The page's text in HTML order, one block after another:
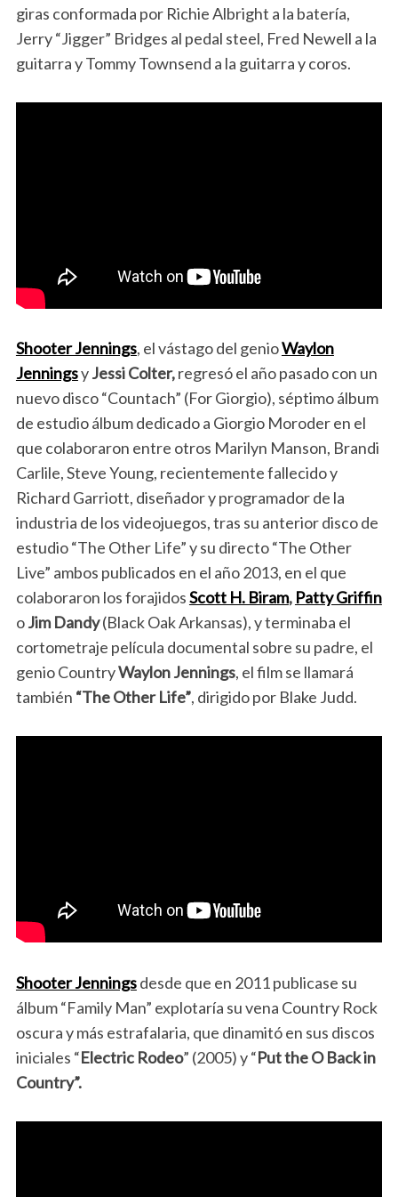
giras conformada por Richie Albright a la batería,
Jerry “Jigger” Bridges al pedal steel, Fred Newell a la
guitarra y Tommy Townsend a la guitarra y coros.
Shooter Jennings, el vástago del genioWaylon
JenningsyJessi Colter,regresó el año pasado con un
nuevo disco “Countach” (For Giorgio), séptimo álbum
de estudio álbum dedicado a Giorgio Moroder en el
que colaboraron entre otros Marilyn Manson, Brandi
Carlile, Steve Young, recientemente fallecido y
Richard Garriott, diseñador y programador de la
industria de los videojuegos, tras su anterior disco de
estudio “The Other Life” y su directo “The Other
Live” ambos publicados en el año 2013, en el que
colaboraron los forajidosScott H. Biram, Patty Griffin
oJim Dandy(Black Oak Arkansas), y terminaba el
cortometraje película documental sobre su padre, el
genio CountryWaylon Jennings, el film se llamará
también “The Other Life”, dirigido por Blake Judd.
Shooter Jenningsdesde que en 2011 publicase su
álbum “Family Man” explotaría su vena Country Rock
oscura y más estrafalaria, que dinamitó en sus discos
iniciales “Electric Rodeo” (2005) y “Put the O Back in
Country”.